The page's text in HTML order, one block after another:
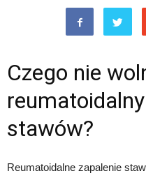
Czego nie
stawów?
Reumatoidalne zapalenie